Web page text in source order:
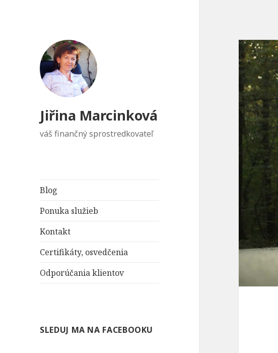
Jiřina Marcinková
váš finančný sprostredkovateľ
Blog
Ponuka služieb
Kontakt
Certifikáty, osvedčenia
Odporúčania klientov
SLEDUJ MA NA FACEBOOKU